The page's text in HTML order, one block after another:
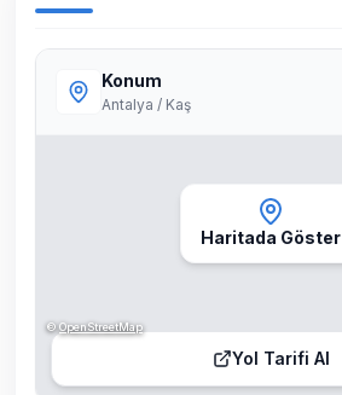
Konum
Antalya / Kaş
Haritada Göster
Yol Tarifi Al
©OpenStreetMap